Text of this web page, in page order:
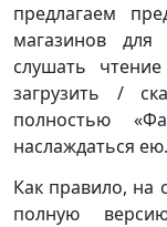
предлагаем
магазинов
слушать
загрузить /
полностью
наслаждаться ею.
Как правило, на
полную